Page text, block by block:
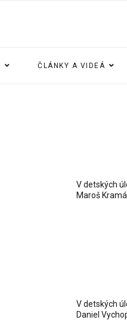
ČLÁNKY A VIDEÁ
V detských
Maroš
V detských
Daniel